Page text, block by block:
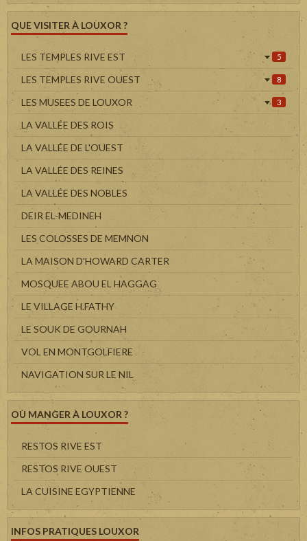
QUE VISITER À LOUXOR ?
LES TEMPLES RIVE EST 5
LES TEMPLES RIVE OUEST 8
LES MUSEES DE LOUXOR 3
LA VALLÉE DES ROIS
LA VALLÉE DE L'OUEST
LA VALLÉE DES REINES
LA VALLÉE DES NOBLES
DEIR EL-MEDINEH
LES COLOSSES DE MEMNON
LA MAISON D'HOWARD CARTER
MOSQUEE ABOU EL HAGGAG
LE VILLAGE H.FATHY
LE SOUK DE GOURNAH
VOL EN MONTGOLFIERE
NAVIGATION SUR LE NIL
OÙ MANGER À LOUXOR ?
RESTOS RIVE EST
RESTOS RIVE OUEST
LA CUISINE EGYPTIENNE
INFOS PRATIQUES LOUXOR